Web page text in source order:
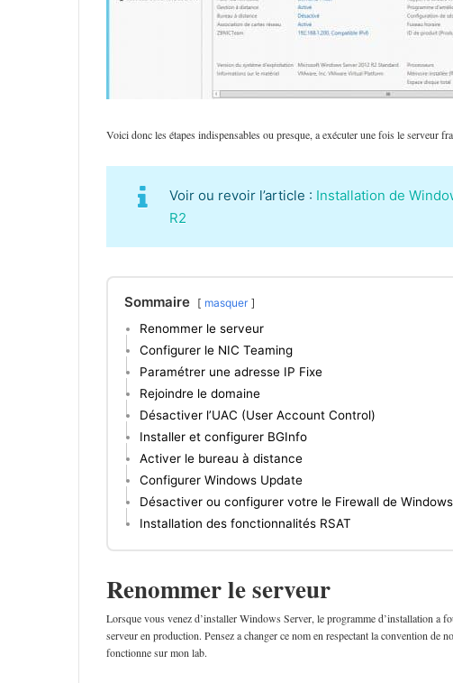
Voici donc les étapes indispensables ou presque, a exécuter une fois le serveur
Voir ou revoir l’article : Installation de
R2
Sommaire masquer
Renommer le serveur
Configurer le NIC Teaming
Paramétrer une adresse IP Fixe
Rejoindre le domaine
Désactiver l’UAC (User Account Control)
Installer et configurer BGInfo
Activer le bureau à distance
Configurer Windows Update
Désactiver ou configurer votre le Firewall de
Installation des fonctionnalités RSAT
Renommer le serveur
Lorsque vous venez d’installer Windows Server, le programme d’installation a
serveur en production. Pensez a changer ce nom en respectant la convention de
fonctionne sur mon lab.